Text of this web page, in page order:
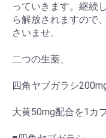
っていきます。継続
ら解放されますので
さいませ。
二つの生薬、
四角ヤブガラシ
大黄50mg配合を1カ